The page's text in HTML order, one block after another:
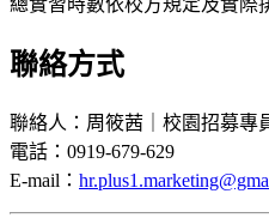
總實習時數依校方規定及實際
聯絡方式
聯絡人：周筱茜｜校園招募專
電話：0919-679-629
E-mail：